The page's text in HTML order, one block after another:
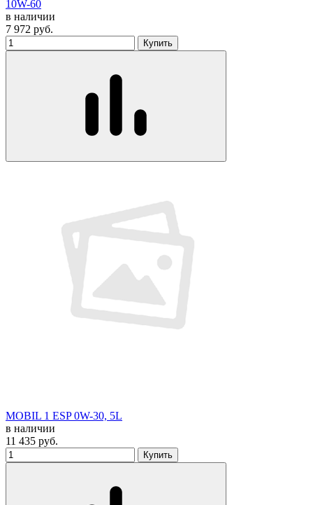
10W-60
в наличии
7 972 руб.
Купить
MOBIL 1 ESP 0W-30, 5L
в наличии
11 435 руб.
Купить